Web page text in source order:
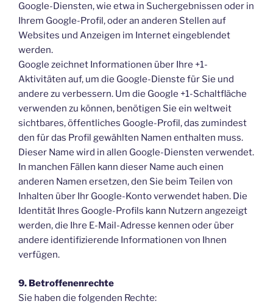
Google-Diensten, wie etwa in Suchergebnissen oder in
Ihrem Google-Profil, oder an anderen Stellen auf
Websites und Anzeigen im Internet eingeblendet
werden.
Google zeichnet Informationen über Ihre +1-
Aktivitäten auf, um die Google-Dienste für Sie und
andere zu verbessern. Um die Google +1-Schaltfläche
verwenden zu können, benötigen Sie ein weltweit
sichtbares, öffentliches Google-Profil, das zumindest
den für das Profil gewählten Namen enthalten muss.
Dieser Name wird in allen Google-Diensten verwendet.
In manchen Fällen kann dieser Name auch einen
anderen Namen ersetzen, den Sie beim Teilen von
Inhalten über Ihr Google-Konto verwendet haben. Die
Identität Ihres Google-Profils kann Nutzern angezeigt
werden, die Ihre E-Mail-Adresse kennen oder über
andere identifizierende Informationen von Ihnen
verfügen.
9. Betroffenenrechte
Sie haben die folgenden Rechte: